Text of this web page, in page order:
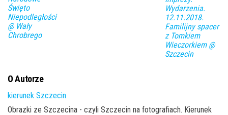
Święto
Niepodległości
@ Wały
Chrobrego
Wydarzenia.
12.11.2018.
Familijny spacer
z Tomkiem
Wieczorkiem @
Szczecin
O Autorze
kierunek Szczecin
Obrazki ze Szczecina - czyli Szczecin na fotografiach. Kierunek